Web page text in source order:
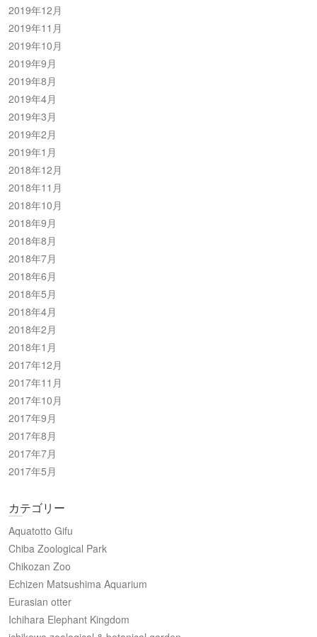
2019年12月
2019年11月
2019年10月
2019年9月
2019年8月
2019年4月
2019年3月
2019年2月
2019年1月
2018年12月
2018年11月
2018年10月
2018年9月
2018年8月
2018年7月
2018年6月
2018年5月
2018年4月
2018年2月
2018年1月
2017年12月
2017年11月
2017年10月
2017年9月
2017年8月
2017年7月
2017年5月
カテゴリー
Aquatotto Gifu
Chiba Zoological Park
Chikozan Zoo
Echizen Matsushima Aquarium
Eurasian otter
Ichihara Elephant Kingdom